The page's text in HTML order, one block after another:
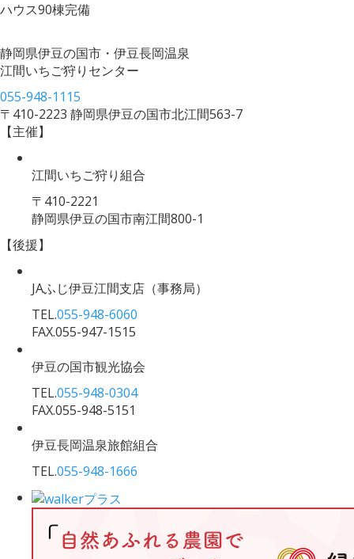
ハウス90棟完備
静岡県伊豆の国市・伊豆長岡温泉
江間いちご狩りセンター
055-948-1115
〒410-2223 静岡県伊豆の国市北江間563-7
【主催】
江間いちご狩り組合
〒410-2221
静岡県伊豆の国市南江間800-1
【後援】
JAふじ伊豆江間支店 （事務局）
TEL.055-948-6060
FAX.055-947-1515
伊豆の国市観光協会
TEL.055-948-0304
FAX.055-948-5151
伊豆長岡温泉旅館組合
TEL.055-948-1666